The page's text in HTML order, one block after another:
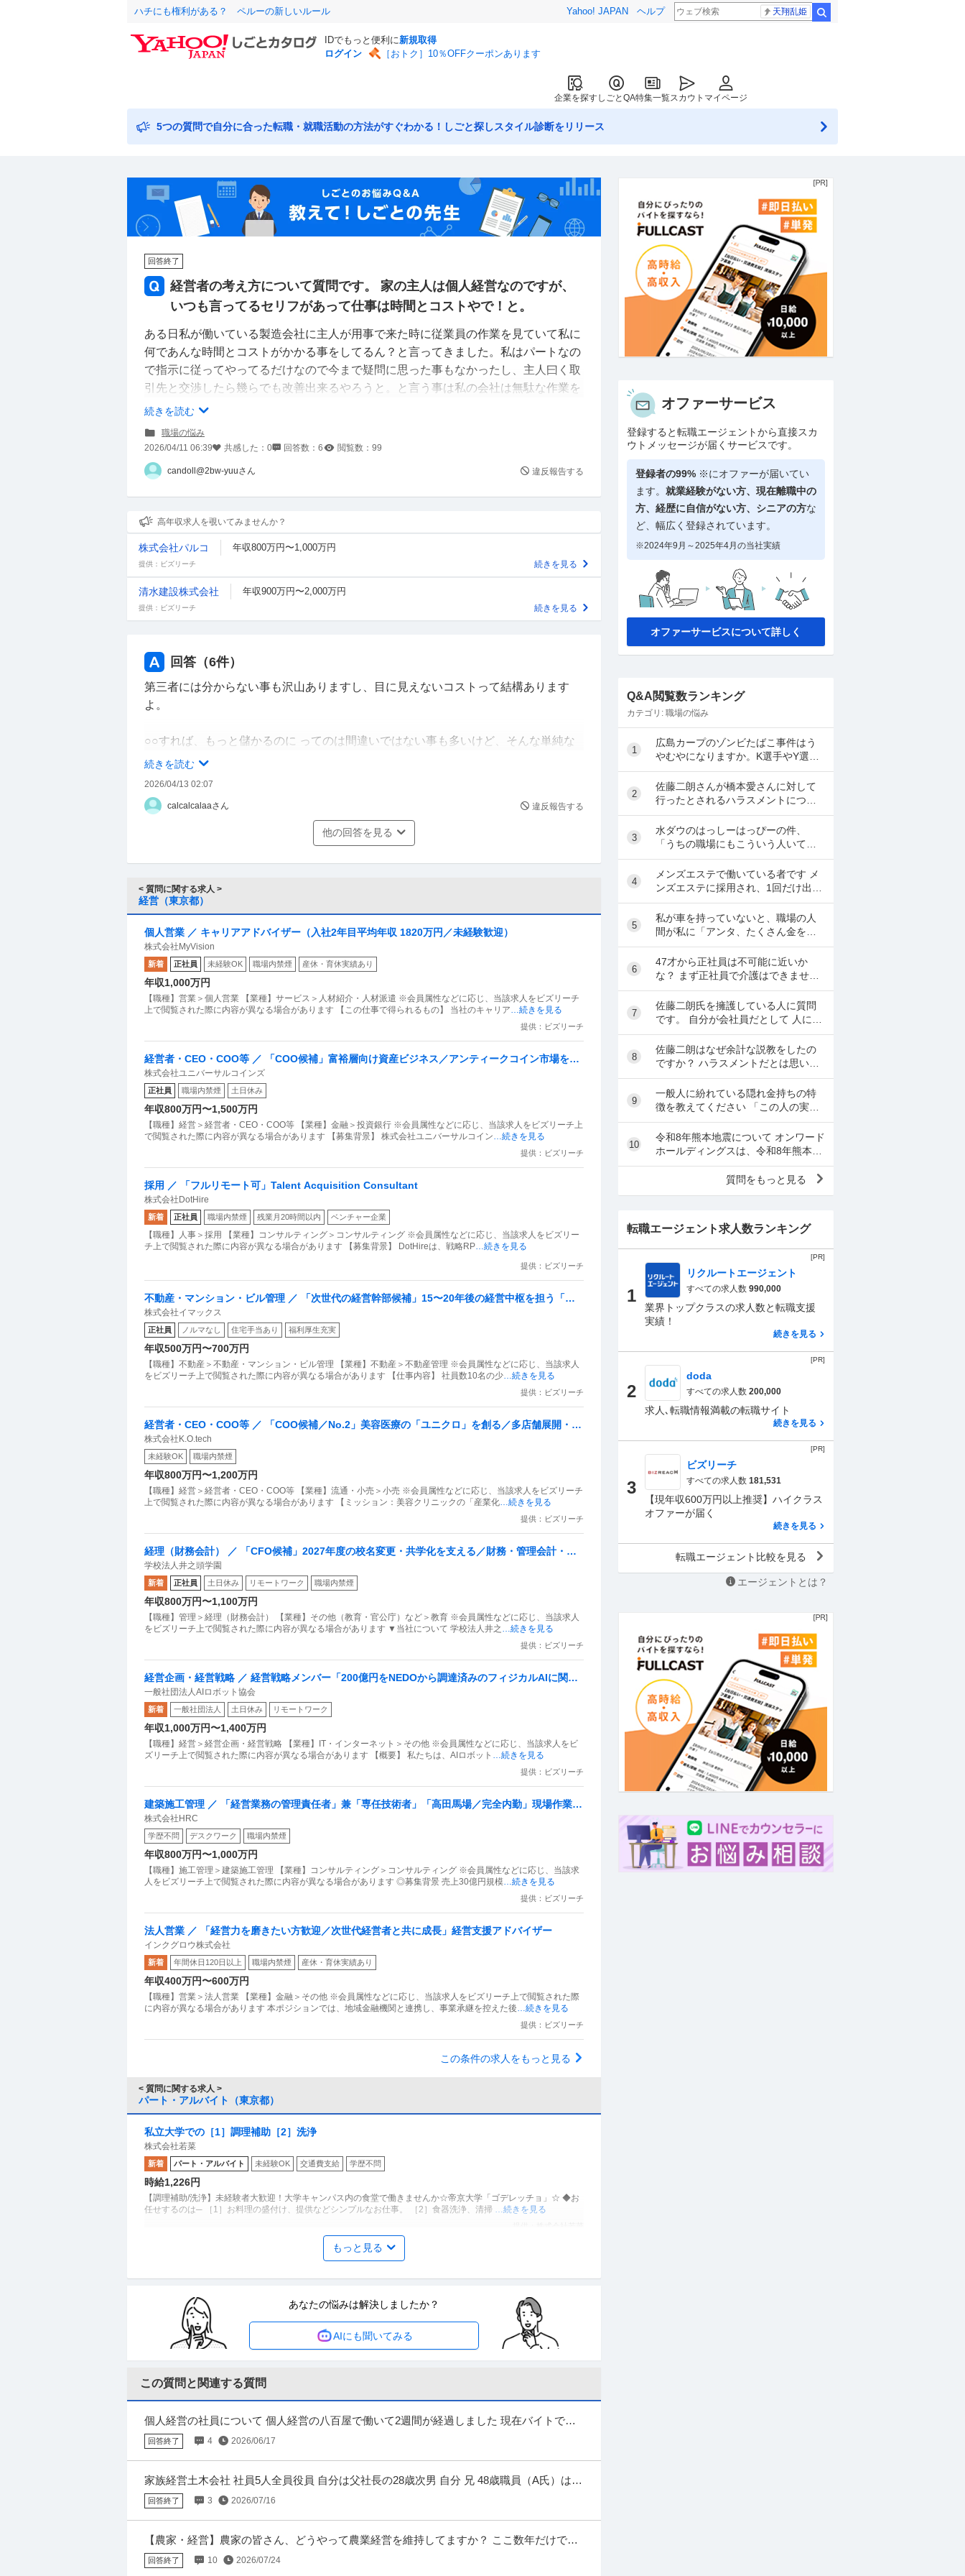
ハチにも権利がある？ ペルーの新しいルール Yahoo! JAPAN ヘルプ 天翔乱姫
IDでもっと便利に新規取得
ログイン
［おトク］10％OFFクーポンあります
企業を探すしごとQA特集一覧スカウト マイページ
5つの質問で自分に合った転職・就職活動の方法がすぐわかる！しごと探しスタイル診断をリリース
回答終了
経営者の考え方について質問です。 家の主人は個人経営なのですが、
いつも言ってるセリフがあって仕事は時間とコストやで！と。
ある日私が働いている製造会社に主人が用事で来た時に従業員の作業を見ていて私に
何であんな時間とコストがかかる事をしてるん？と言ってきました。私はパートなの
で指示に従ってやってるだけなので今まで疑問に思った事もなかったし、主人曰く取
引先と交渉したら幾らでも改善出来るやろうと。と言う事は私の会社は無駄な作業を
してる&交渉すらもまともに出来ない無能な会社という事でしょうか？またそういっ
余談ですが、ご飯の支度する時クソ段取りわりぃな〜といつも主人に怒られてます
（笑）占いで見たら主人は段取りと準備が大事な人のようです（笑）
続きを読む
職場の悩み
2026/04/11 06:39
共感した： 0 回答数： 6 閲覧数： 99
candoll@2bw-yuuさん 違反報告する
高年収求人を覗いてみませんか？
株式会社パルコ 年収800万円〜1,000万円
提供：ビズリーチ 続きを見る
清水建設株式会社 年収900万円〜2,000万円
提供：ビズリーチ 続きを見る
回答（6件）
第三者には分からない事も沢山ありますし、目に見えないコストって結構あります
よ。
○○すれば、もっと儲かるのに ってのは間違いではない事も多いけど、そんな単純な
話じゃない。
日本が少子化？財政難？
高齢者の社会保障費削って、子育て支援に回せばいいじゃない
って言うのと同じ、言うは簡単、実行は至難。
実行し続けられる人が、孫正義さんなり、柳井さんなり大成功を収める経営者となる
のです。
続きを読む
2026/04/13 02:07
calcalcalaaさん 違反報告する
他の回答を見る
< 質問に関する求人 >
経営（東京都）
個人営業 ／ キャリアアドバイザー（入社2年目平均年収 1820万円／未経験歓迎）
株式会社MyVision
新着 正社員 未経験OK 職場内禁煙 産休・育休実績あり
年収1,000万円
【職種】営業＞個人営業 【業種】サービス＞人材紹介・人材派遣 ※会員属性などに応じ、当該求人をビズリーチ
上で閲覧された際に内容が異なる場合があります 【この仕事で得られるもの】 当社のキャリア…続きを見る
提供：ビズリーチ
経営者・CEO・COO等 ／ 「COO候補」富裕層向け資産ビジネス／アンティークコイン市場を拡
大する事業責任者
株式会社ユニバーサルコインズ
正社員 職場内禁煙 土日休み
年収800万円〜1,500万円
【職種】経営＞経営者・CEO・COO等 【業種】金融＞投資銀行 ※会員属性などに応じ、当該求人をビズリーチ上
で閲覧された際に内容が異なる場合があります 【募集背景】 株式会社ユニバーサルコイン…続きを見る
提供：ビズリーチ
採用 ／ 「フルリモート可」Talent Acquisition Consultant
株式会社DotHire
新着 正社員 職場内禁煙 残業月20時間以内 ベンチャー企業
【職種】人事＞採用 【業種】コンサルティング＞コンサルティング ※会員属性などに応じ、当該求人をビズリー
チ上で閲覧された際に内容が異なる場合があります 【募集背景】 DotHireは、戦略RP…続きを見る
提供：ビズリーチ
不動産・マンション・ビル管理 ／ 「次世代の経営幹部候補」15〜20年後の経営中枢を担う「ま
ちづくり・組織運営」実働7時間フルフレックス・手厚い住宅補助あり
株式会社イマックス
正社員 ノルマなし 住宅手当あり 福利厚生充実
年収500万円〜700万円
【職種】不動産＞不動産・マンション・ビル管理 【業種】不動産＞不動産管理 ※会員属性などに応じ、当該求人
をビズリーチ上で閲覧された際に内容が異なる場合があります 【仕事内容】 社員数10名の少…続きを見る
提供：ビズリーチ
経営者・CEO・COO等 ／ 「COO候補／No.2」美容医療の「ユニクロ」を創る／多店舗展開・チ
ェーンストア理論の「実装責任者」募集
株式会社K.O.tech
未経験OK 職場内禁煙
年収800万円〜1,200万円
【職種】経営＞経営者・CEO・COO等 【業種】流通・小売＞小売 ※会員属性などに応じ、当該求人をビズリーチ
上で閲覧された際に内容が異なる場合があります 【ミッション：美容クリニックの「産業化…続きを見る
提供：ビズリーチ
経理（財務会計） ／ 「CFO候補」2027年度の校名変更・共学化を支える／財務・管理会計・資
金計画の中核人材
学校法人井之頭学園
新着 正社員 土日休み リモートワーク 職場内禁煙
年収800万円〜1,100万円
【職種】管理＞経理（財務会計） 【業種】その他（教育・官公庁）など＞教育 ※会員属性などに応じ、当該求人
をビズリーチ上で閲覧された際に内容が異なる場合があります ▼当社について 学校法人井之 …続きを見る
提供：ビズリーチ
経営企画・経営戦略 ／ 経営戦略メンバー「200億円をNEDOから調達済みのフィジカルAIに関わ
る大規模プロジェクト」
一般社団法人AIロボット協会
新着 一般社団法人 土日休み リモートワーク
年収1,000万円〜1,400万円
【職種】経営＞経営企画・経営戦略 【業種】IT・インターネット＞その他 ※会員属性などに応じ、当該求人をビ
ズリーチ上で閲覧された際に内容が異なる場合があります 【概要】 私たちは、AIロボット …続きを見る
提供：ビズリーチ
建築施工管理 ／ 「経営業務の管理責任者」兼「専任技術者」「高田馬場／完全内勤」現場作業は
一切なし！「1級建築施工管理技士」と「経営経験」を活かして／新規事業の立ち上げをサポート
しませんか？
株式会社HRC
学歴不問 デスクワーク 職場内禁煙
年収800万円〜1,000万円
【職種】施工管理＞建築施工管理 【業種】コンサルティング＞コンサルティング ※会員属性などに応じ、当該求
人をビズリーチ上で閲覧された際に内容が異なる場合があります ◎募集背景 売上30億円規模…続きを見る
提供：ビズリーチ
法人営業 ／ 「経営力を磨きたい方歓迎／次世代経営者と共に成長」経営支援アドバイザー
インクグロウ株式会社
新着 年間休日120日以上 職場内禁煙 産休・育休実績あり
年収400万円〜600万円
【職種】営業＞法人営業 【業種】金融＞その他 ※会員属性などに応じ、当該求人をビズリーチ上で閲覧された際
に内容が異なる場合があります 本ポジションでは、地域金融機関と連携し、事業承継を控えた後…続きを見る
提供：ビズリーチ
この条件の求人をもっと見る
< 質問に関する求人 >
パート・アルバイト（東京都）
私立大学での［1］調理補助［2］洗浄
株式会社若菜
新着 パート・アルバイト 未経験OK 交通費支給 学歴不問
時給1,226円
【調理補助/洗浄】未経験者大歓迎！大学キャンパス内の食堂で働きませんか☆帝京大学「ゴデレッチョ」☆ ◆お
任せするのは─ ［1］お料理の盛付け、提供などシンプルなお仕事。 ［2］食器洗浄、清掃 …続きを見る
現場軽作業スタッフ／学生歓迎！夏休みは遊びもバイトも充実！友達と一緒に働いて／日払いで
日給1万円〜1.4万円
「夏休みにしっかり稼ぎたい！」 「短期・単発で働きたい！」 そんな学生さん大歓迎！ 未経験から始められる簡
単な軽作業です。 先輩スタッフが丁寧に教えるので、アルバイトデビューでも安心！ ＜仕事
…続きを見る
列車見張り警備スタッフ
シンテイ警備株式会社 松戸支社
新着 パート・アルバイト 未経験OK 交通費支給 ミドル活躍中
日給1万円〜1.2万円
週1日～OK！登録制でスキマ時間に勤務可能！直行直帰OK/交通費全額支給等働きやすい環境です★ 福利厚生も充
実！シフト提出は全てアプリで完結★現場フォローもあり働きやすい環境です！ 募集要項…続きを見る
提供：シンテイ警備株式会社 松戸支社
ホールスタッフ／人気ラーメン店 ホール！週1・3h～OK！／らあめん花月嵐 デックス東京ビー
パート・アルバイト 未経験OK 交通費支給 学歴不問
月給24万円
もっと見る
あなたの悩みは解決しましたか？
AIにも聞いてみる
この質問と関連する質問
個人経営の社員について 個人経営の八百屋で働いて2週間が経過しました 現在バイトで週
4〜5はいっています。 店長（オーナー）から社員のお誘いがありました。
回答終了 4 2026/06/17
家族経営土木会社 社員5人全員役員 自分は父社長の28歳次男 自分 兄 48歳職員（A氏）は現
場にて作業員として働いています 数年前A氏作業中に指の切断事故
回答終了 3 2026/07/16
【農家・経営】農家の皆さん、どうやって農業経営を維持してますか？ ここ数年だけで
も、農業資材や肥料の高騰、物流や人件費の高騰、とくに農薬の高騰は際限がない状態で
す
回答終了 10 2026/07/24
オファーサービス
登録すると転職エージェントから直接スカ
ウトメッセージが届くサービスです。
登録者の99% ※にオファーが届いてい
ます。 就業経験がない方、現在離職中の
方、 経歴に自信がない方、シニアの方な
ど、幅広く登録されています。
※2024年9月～2025年4月の当社実績
オファーサービスについて詳しく
Q&A閲覧数ランキング
カテゴリ: 職場の悩み
1
広島カープのゾンビたばこ事件はう
やむやになりますか。K選手やY選手
は名前が上がってしましたよね。
2
佐藤二朗さんが橋本愛さんに対して
行ったとされるハラスメントについ
て、佐藤二朗さんを擁護する意見が
多いですよね。 これは極端に言え
ば、 「ハラスメントでは...
3
水ダウのはっしーはっぴーの件、
「うちの職場にもこういう人いて笑
えない」っていう共感のポストがツ
イッターやyoutubeのコメント欄に多
すぎてそっちに驚いて...
4
メンズエステで働いている者です メ
ンズエステに採用され、1回だけ出勤
したのですが、研修（店長が担当）
の際や出勤時に「元々デリをやって
いたなら」という理由で...
5
私が車を持っていないと、職場の人
間が私に「アンタ、たくさん金を持
っているのだから車を買えよ。」と
言って来ます。 でも なんで しんどい
思いをして働いた金で...
6
47才から正社員は不可能に近いか
な？ まず正社員で介護はできませ
ん。 警備員は難しいです。できませ
ん。 運送会社の運転手は無理です。
できません 過去にうつ...
7
佐藤二朗氏を擁護している人に質問
です。 自分が会社員だとして 人に言
いたくない事情（病気や家族の事情
など）があり、上司や総務等に相談
した結果、仕事内容を...
8
佐藤二朗はなぜ余計な説教をしたの
ですか？ ハラスメントだとは思いま
せん。何でもかんでもハラスメント
という最近の風潮に反対です。た
だ、橋本愛からすれば良い気...
9
一般人に紛れている隠れ金持ちの特
徴を教えてください 「この人の実家
はかなり金持ちでかなり裕福な隠れ
お嬢さまなんだな」とわかる特徴を
教えてください 私の...
10
令和8年熊本地震について オンワード
ホールディングスは、令和8年熊本自
身で、大震災の余波の可能性が高い
中、従業員に売上金の確保（金庫へ
質問をもっと見る
転職エージェント求人数ランキング
[PR]
1
リクルートエージェント
すべての求人数 990,000
業界トップクラスの求人数と転職支援
実績！
続きを見る
[PR]
2
doda
すべての求人数 200,000
求人､転職情報満載の転職サイト
続きを見る
[PR]
3
ビズリーチ
すべての求人数 181,531
【現年収600万円以上推奨】ハイクラス
オファーが届く
続きを見る
転職エージェント比較を見る
エージェントとは？